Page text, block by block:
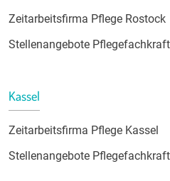
Zeitarbeitsfirma Pflege Rostock
Stellenangebote
Kassel
Zeitarbeitsfirma Pflege Kassel
Stellenangebote Pflegefachkraft